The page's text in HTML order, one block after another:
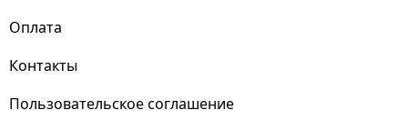
Оплата
Контакты
Пользовательское соглашение